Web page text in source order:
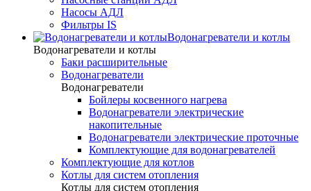
Насосы АДЛ
Фильтры IS
Водонагреватели и котлы
Водонагреватели и котлы
Баки расширительные
Водонагреватели
Водонагреватели
Бойлеры косвенного нагрева
Водонагреватели электрические
накопительные
Водонагреватели электрические проточные
Комплектующие для водонагревателей
Комплектующие для котлов
Котлы для систем отопления
Котлы для систем отопления